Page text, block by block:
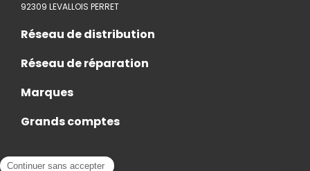
92309 LEVALLOIS PERRET
Réseau de distribution
Réseau de réparation
Marques
Grands comptes
Actualités